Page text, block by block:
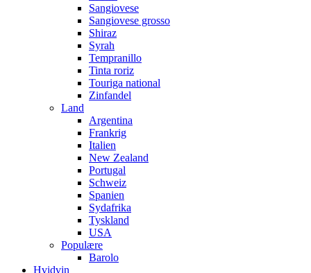
Sangiovese
Sangiovese grosso
Shiraz
Syrah
Tempranillo
Tinta roriz
Touriga national
Zinfandel
Land
Argentina
Frankrig
Italien
New Zealand
Portugal
Schweiz
Spanien
Sydafrika
Tyskland
USA
Populære
Barolo
Hvidvin